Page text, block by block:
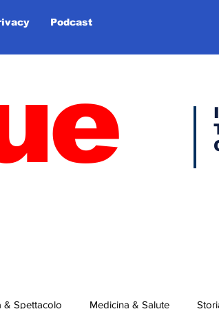
Podcast
& Spettacolo Medicina & Salute